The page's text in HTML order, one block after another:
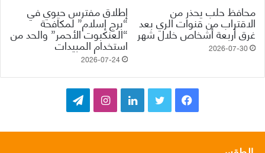
محافظ حلب يحذر من
الاقتراب من قنوات الري بعد
غرق أربعة أشخاص خلال شهر
2026-07-30
إطلاق مفترس حيوي في
“برج إسلام” لمكافحة
“العنكبوت الأحمر” والحد من
استخدام المبيدات
2026-07-24